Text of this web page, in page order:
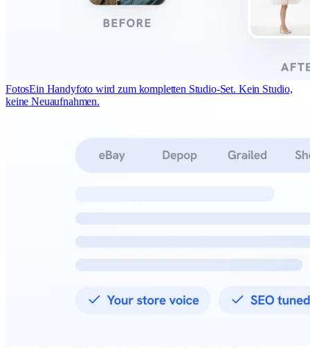
FotosEin Handyfoto wird zum kompletten Studio-Set. Kein Studio,
keine Neuaufnahmen.